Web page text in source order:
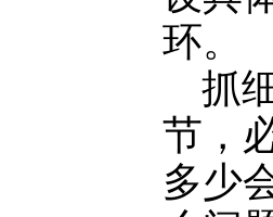
环。
抓
节，
多少